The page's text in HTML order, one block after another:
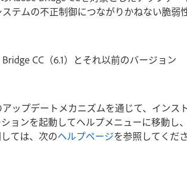
テムの不正制御につながりかねない脆弱
CC（6.1）とそれ以前のバージョン
ップデートメカニズムを通じて、イン
ョンを起動してヘルプメニューに移動し
ては、次のヘルプページを参照してくださ